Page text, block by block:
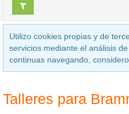
Utilizo cookies propias y de
servicios mediante el análisis
continuas navegando,
Talleres para